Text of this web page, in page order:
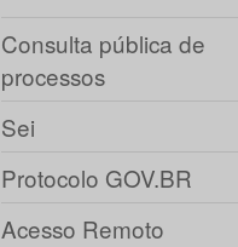
Consulta pública de
processos
Sei
Protocolo GOV.BR
Acesso Remoto